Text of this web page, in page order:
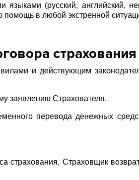
(русский, английский,
помощь в любой экстренной
страхования
и действующим
заявлению Страхователя.
перевода денежных
страхования, Страховщик